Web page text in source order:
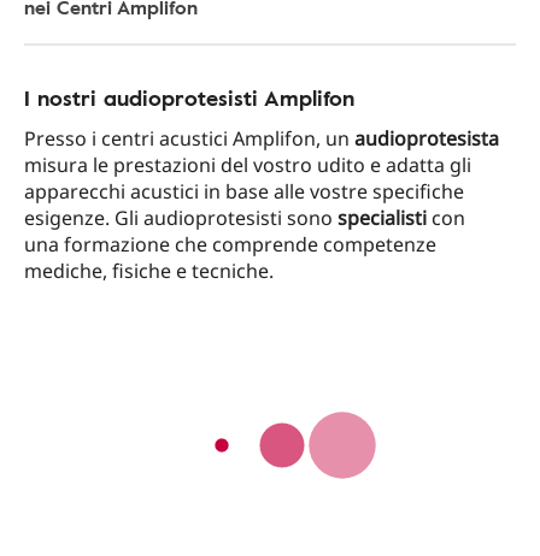
nei Centri Amplifon
I nostri audioprotesisti Amplifon
Presso i centri acustici Amplifon, un audioprotesista
misura le prestazioni del vostro udito e adatta gli
apparecchi acustici in base alle vostre specifiche
esigenze. Gli audioprotesisti sono specialisti con
una formazione che comprende competenze
mediche, fisiche e tecniche.